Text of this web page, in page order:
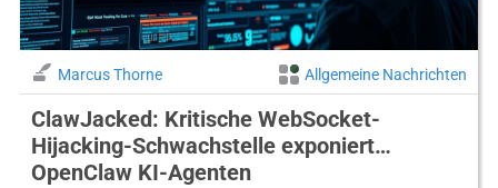
Marcus Thorne Allgemeine Nachrichten
ClawJacked: Kritische WebSocket-
Hijacking-Schwachstelle exponiert
OpenClaw KI-Agenten